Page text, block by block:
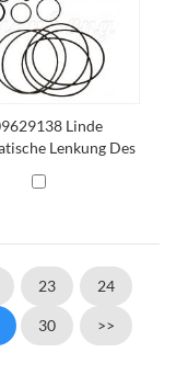
Linde
Lenkung Des
23 24
30 >>